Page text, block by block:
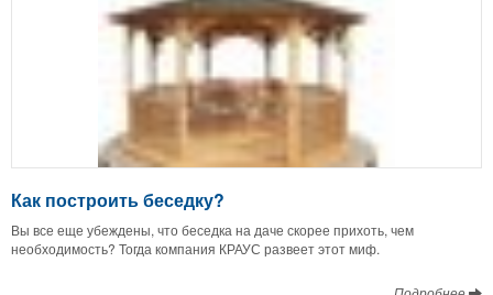
Как построить беседку?
Вы все еще убеждены, что беседка на даче скорее прихоть, чем
необходимость? Тогда компания КРАУС развеет этот миф.